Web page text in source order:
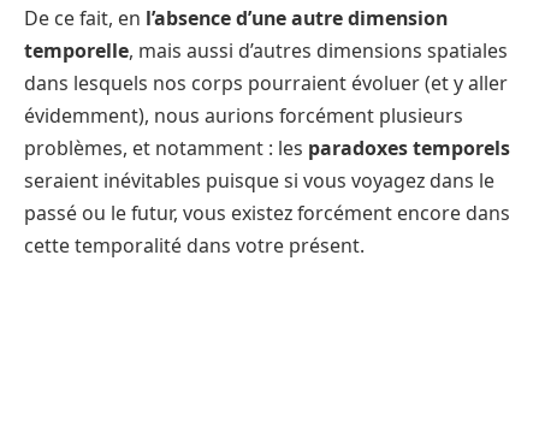
De ce fait, en l’absence d’une autre dimension
temporelle, mais aussi d’autres dimensions spatiales
dans lesquels nos corps pourraient évoluer (et y aller
évidemment), nous aurions forcément plusieurs
problèmes, et notamment : les paradoxes temporels
seraient inévitables puisque si vous voyagez dans le
passé ou le futur, vous existez forcément encore dans
cette temporalité dans votre présent.